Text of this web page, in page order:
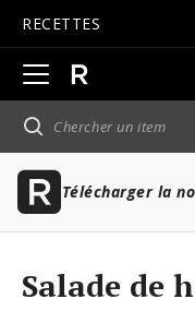
RECETTES
Ouvrir
la
navigation
principale
Télécharger la
Salade de